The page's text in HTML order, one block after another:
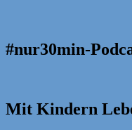
#nur30min-
Mit Kindern